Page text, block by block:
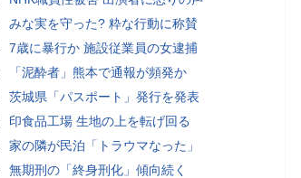
みな実を守った? 粋な行動に称賛
7歳に暴行か 施設従業員の女逮捕
「泥酔者」熊本で通報が頻発か
茨城県「パスポート」発行を発表
印食品工場 生地の上を転げ回る
家の隣が民泊「トラウマなった」
無期刑の「終身刑化」傾向続く